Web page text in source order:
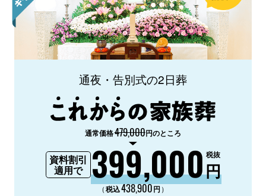
通夜・告別式の2日葬
通常価格479,000円のところ
資料割引
適用で
399,000円
税抜
（税込438,900円 ）